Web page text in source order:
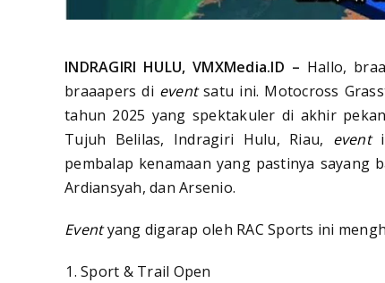
INDRAGIRI HULU, VMXMedia.ID – Hallo,
braaapers di eventsatu ini. Motocross
tahun 2025 yang spektakuler di akhir
Tujuh Belilas, Indragiri Hulu, Riau, event
pembalap kenamaan yang pastinya sayang
Ardiansyah, dan Arsenio.
Eventyang digarap oleh RAC Sports ini
Sport & Trail Open